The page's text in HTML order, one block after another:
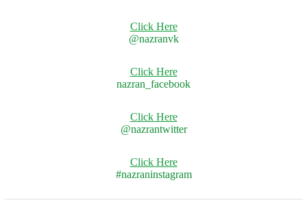
Click Here
@nazranvk
Click Here
nazran_facebook
Click Here
@nazrantwitter
Click Here
#nazraninstagram